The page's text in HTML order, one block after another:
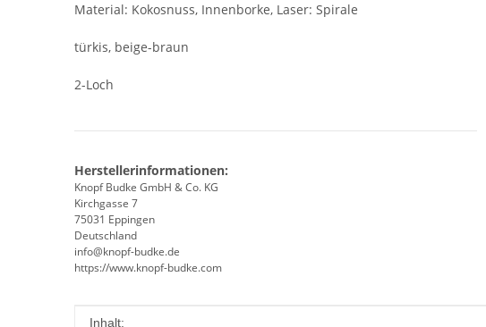
Material: Kokosnuss, Innenborke, Laser: Spirale
türkis, beige-braun
2-Loch
Herstellerinformationen:
Knopf Budke GmbH & Co. KG
Kirchgasse 7
75031 Eppingen
Deutschland
info@knopf-budke.de
https://www.knopf-budke.com
Produkteigenschaft
Wert
Inhalt: